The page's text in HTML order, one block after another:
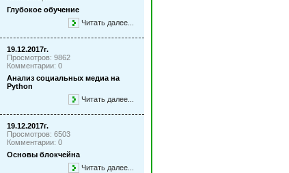
Глубокое обучение
Читать далее...
19.12.2017г.
Просмотров: 9862
Комментарии: 0
Анализ социальных медиа на
Python
Читать далее...
19.12.2017г.
Просмотров: 6503
Комментарии: 0
Основы блокчейна
Читать далее...